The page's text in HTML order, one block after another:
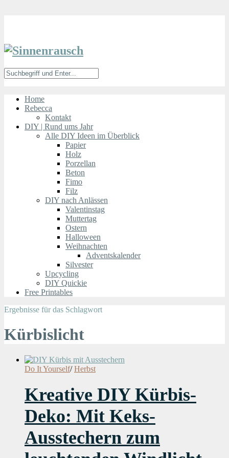
Home
Rebecca
Kontakt
DIY | Rund ums Jahr
Alle DIY Ideen im Überblick
Papier
Holz
Porzellan
Beton
Fimo
Filz
DIY nach Anlässen
Valentinstag
Muttertag
Ostern
Halloween
Weihnachten
Adventskalender
Silvester
Upcycling
DIY Quickie
Free Printables
Ergebnisse für das Schlagwort
Kürbislicht
Do It Yourself/ Herbst
Kreative DIY Kürbis-
Deko: Mit Keks-
Ausstechern zum